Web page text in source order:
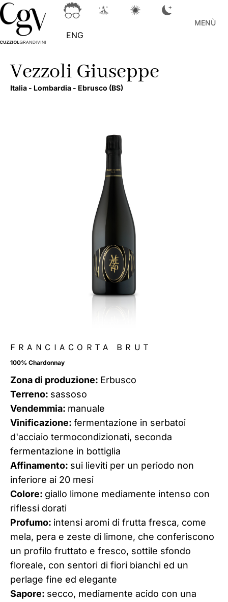
ENG
MENÙ
Vezzoli Giuseppe
Italia - Lombardia - Ebrusco (BS)
FRANCIACORTA BRUT
100% Chardonnay
Zona di produzione: Erbusco
Terreno: sassoso
Vendemmia: manuale
Vinificazione: fermentazione in serbatoi
d'acciaio termocondizionati, seconda
fermentazione in bottiglia
Affinamento: sui lieviti per un periodo non
inferiore ai 20 mesi
Colore: giallo limone mediamente intenso con
riflessi dorati
Profumo: intensi aromi di frutta fresca, come
mela, pera e zeste di limone, che conferiscono
un profilo fruttato e fresco, sottile sfondo
floreale, con sentori di fiori bianchi ed un
perlage fine ed elegante
Sapore: secco, mediamente acido con una